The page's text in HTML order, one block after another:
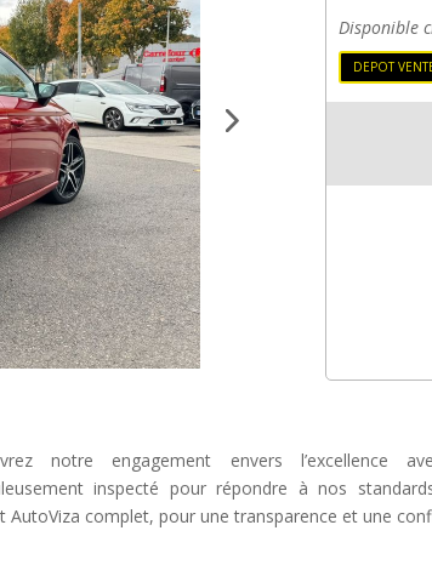
Disponible
DEPOT
notre engagement envers l’excellence
inspecté pour répondre à nos
AutoViza complet, pour une transparence et une